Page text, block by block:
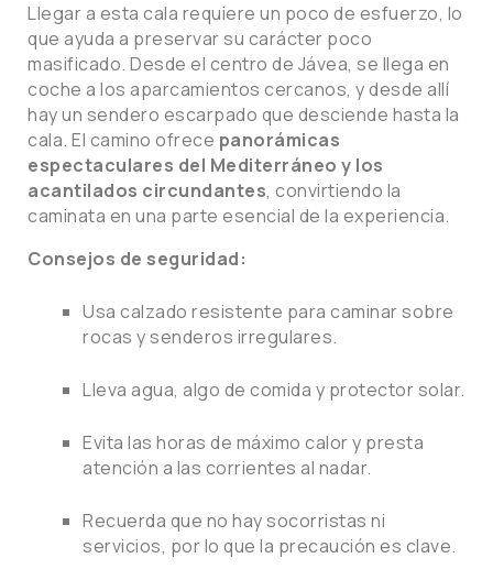
Llegar a esta cala requiere un poco de esfuerzo, lo
que ayuda a preservar su carácter poco
masificado. Desde el centro de Jávea, se llega en
coche a los aparcamientos cercanos, y desde allí
hay un sendero escarpado que desciende hasta la
cala. El camino ofrece panorámicas
espectaculares del Mediterráneo y los
acantilados circundantes, convirtiendo la
caminata en una parte esencial de la experiencia.
Consejos de seguridad:
Usa calzado resistente para caminar sobre
rocas y senderos irregulares.
Lleva agua, algo de comida y protector solar.
Evita las horas de máximo calor y presta
atención a las corrientes al nadar.
Recuerda que no hay socorristas ni
servicios, por lo que la precaución es clave.